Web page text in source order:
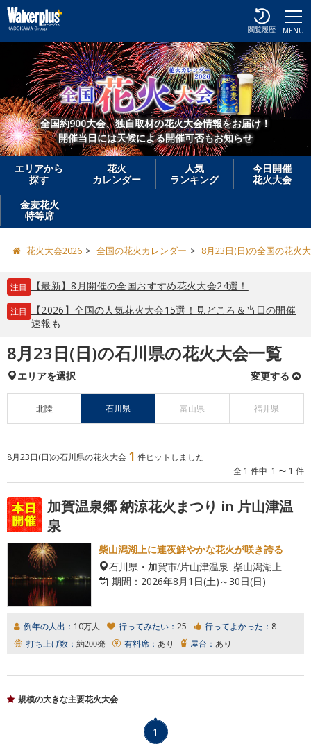
MENU
閲覧履歴
全国約900大会、独自取材の花火大会情報をお届け！
開催当日には天候による開催可否もお知らせ
エリアから
探す
花火
カレンダー
人気
ランキング
今日開催
花火大会
金麦花火
特等席
花火大会2026 全国の花火カレンダー 8月23日(日)の全国の花火
注目 【最新】8月開催の全国おすすめ花火大会24選！
注目
【2026】全国の人気花火大会15選！見どころ＆当日の開催
速報も
8月23日(日)の石川県の花火大会一覧
エリアを選択 変更する
北陸 石川県 富山県 福井県
8月23日(日)の石川県の花火大会 1 件ヒットしました
全 1 件中 1 〜 1 件
加賀温泉郷 納涼花火まつり in 片山津温
泉
柴山潟湖上に連夜鮮やかな花火が咲き誇る
石川県・加賀市/片山津温泉 柴山潟湖上
期間： 2026年8月1日(土)～30日(日)
例年の人出： 10万人 行ってみたい： 25 行ってよかった： 8
打ち上げ数： 約200発 有料席： あり 屋台： あり
規模の大きな主要花火大会
1